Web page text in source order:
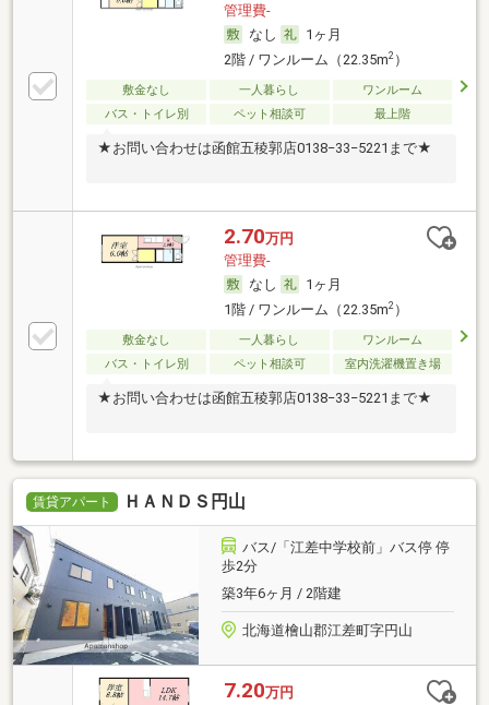
管理費-
なし
1ヶ月
2階 / ワンルーム（22.35m2）
敷金なし 一人暮らし
ワンルーム
バス・トイレ別
ペット相談可 最上階
★お問い合わせは函館五稜郭店0138−33−5221まで★
2.70万円
管理費-
なし
1ヶ月
1階 / ワンルーム（22.35m2）
敷金なし 一人暮らし
ワンルーム
バス・トイレ別
ペット相談可 室内洗濯機置き場
★お問い合わせは函館五稜郭店0138−33−5221まで★
賃貸アパート ＨＡＮＤＳ円山
バス/「江差中学校前」バス停 停
歩2分
築3年6ヶ月 / 2階建
北海道檜山郡江差町字円山
7.20万円